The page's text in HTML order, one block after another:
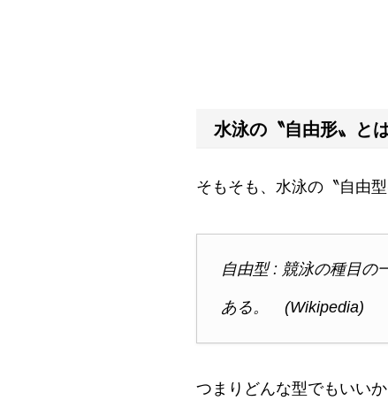
水泳の〝自由形〟と
そもそも、水泳の〝自由
自由型 : 競泳の種目の
ある。 (Wikipedia)
つまりどんな型でもいい